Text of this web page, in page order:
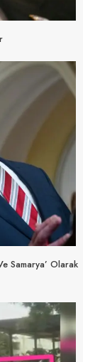
Samarya’ Olarak